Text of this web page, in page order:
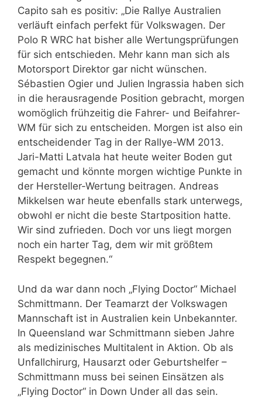
Capito sah es positiv: „Die Rallye Australien
verläuft einfach perfekt für Volkswagen. Der
Polo R WRC hat bisher alle Wertungsprüfungen
für sich entschieden. Mehr kann man sich als
Motorsport Direktor gar nicht wünschen.
Sébastien Ogier und Julien Ingrassia haben sich
in die herausragende Position gebracht, morgen
womöglich frühzeitig die Fahrer- und Beifahrer-
WM für sich zu entscheiden. Morgen ist also ein
entscheidender Tag in der Rallye-WM 2013.
Jari-Matti Latvala hat heute weiter Boden gut
gemacht und könnte morgen wichtige Punkte in
der Hersteller-Wertung beitragen. Andreas
Mikkelsen war heute ebenfalls stark unterwegs,
obwohl er nicht die beste Startposition hatte.
Wir sind zufrieden. Doch vor uns liegt morgen
noch ein harter Tag, dem wir mit größtem
Respekt begegnen.“
Und da war dann noch „Flying Doctor“ Michael
Schmittmann. Der Teamarzt der Volkswagen
Mannschaft ist in Australien kein Unbekannter.
In Queensland war Schmittmann sieben Jahre
als medizinisches Multitalent in Aktion. Ob als
Unfallchirurg, Hausarzt oder Geburtshelfer –
Schmittmann muss bei seinen Einsätzen als
„Flying Doctor“ in Down Under all das sein.